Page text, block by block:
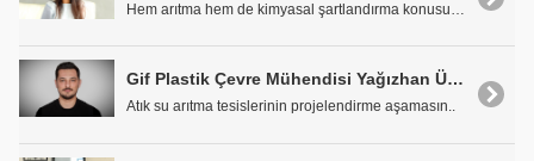
Gif Plastik Çevre Mühendisi Yağızhan Ünver: 'Arıtma Tesisleri Doğru Projelendirme ile Daha Verimli Hale Gelebilir'
Atık su arıtma tesislerinin projelendirme aşamasın..